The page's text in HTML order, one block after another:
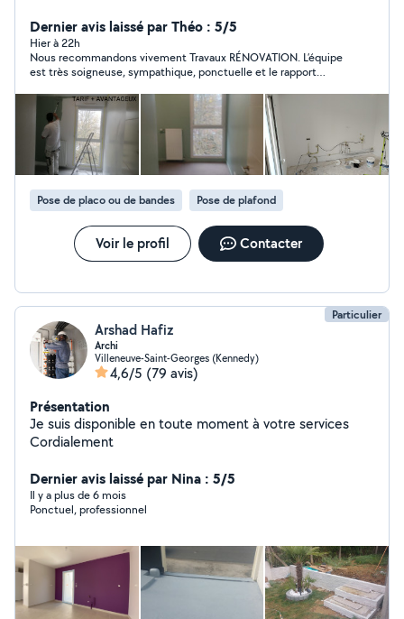
- Plomberie - Electricité - Pose de faux plafond, cloison,
parquet, carrelage.... - transport Disposant d'une
expérience de plusieurs années dans le secteur de la
rénovation ainsi que tout le matériel nécessaire, nous
serions ravis moi et mon équipe de réaliser vos projets
de travaux avec le plus grand soin à un tarif défiant
toute concurrence. N hésiter pas à me contacter DEVIS
GRATUIT ET RAPIDE 7J7 TARIF PLUS AVANTAGEUX
Merci d' avance et a bientôt !
Dernier avis laissé par Théo : 5/5
Hier à 22h
Nous recommandons vivement Travaux RÉNOVATION. L’équipe
est très soigneuse, sympathique, ponctuelle et le rapport
conseils techniques pour notre projet. Nous leur confierons
prochainement d’autres prestations.
Pose de placo ou de bandes Pose de plafond
Voir le profil Contacter
Particulier
Arshad Hafiz
Archi
Villeneuve-Saint-Georges (Kennedy)
4,6/5 (79 avis)
Présentation
Je suis disponible en toute moment à votre services
Cordialement
Dernier avis laissé par Nina : 5/5
Il y a plus de 6 mois
Ponctuel, professionnel